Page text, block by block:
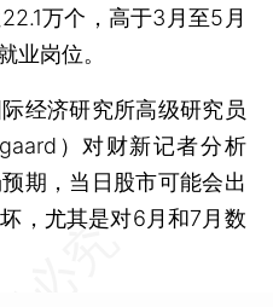
万个，高于3月至5月
业岗位。
济研究所高级研究员
）对财新记者分析
期，当日股市可能会出
，尤其是对6月和7月数